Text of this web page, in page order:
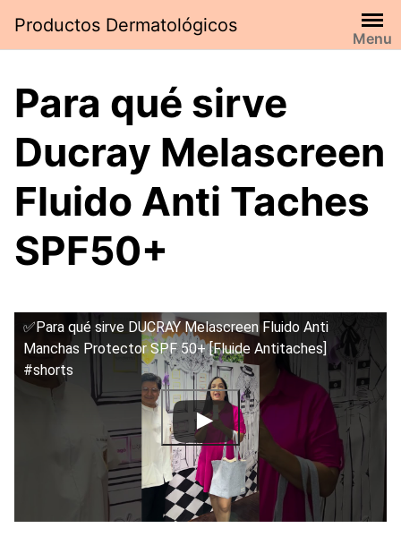
contenido
Productos Dermatológicos
Menu
Para qué sirve
Ducray Melascreen
Fluido Anti Taches
SPF50+
✅Para qué sirve DUCRAY Melascreen Fluido Anti
Manchas Protector SPF 50+ [Fluide Antitaches]
#shorts